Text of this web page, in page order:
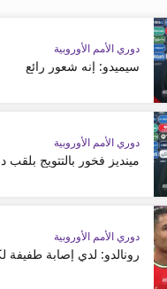
دوري الأمم الأوروبية
سيميدو: إنه شعور رائع
دوري الأمم الأوروبية
مينديز فخور بالتتويج بلقب
دوري الأمم الأوروبية
رونالدو: لدي إصابة طفيفة